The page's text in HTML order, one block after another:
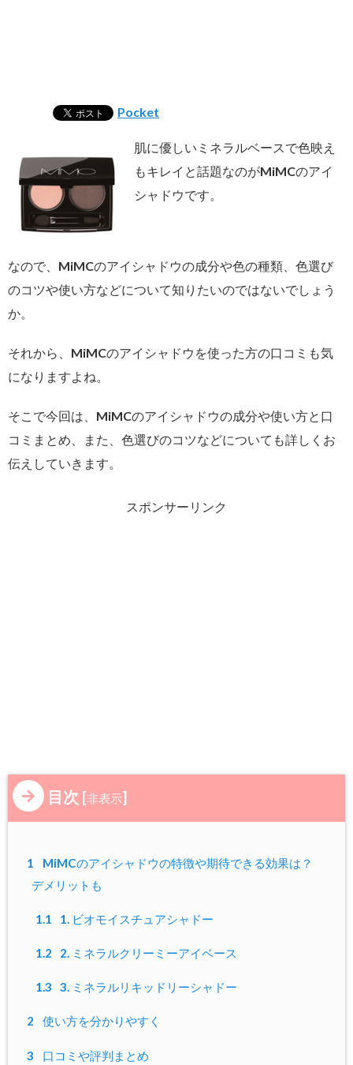
Pocket
肌に優しいミネラルベースで色映え
もキレイと話題なのがMiMCのアイ
シャドウです。
なので、MiMCのアイシャドウの成分や色の種類、色選び
のコツや使い方などについて知りたいのではないでしょう
か。
それから、MiMCのアイシャドウを使った方の口コミも気
になりますよね。
そこで今回は、MiMCのアイシャドウの成分や使い方と口
コミまとめ、また、色選びのコツなどについても詳しくお
伝えしていきます。
スポンサーリンク
目次 [非表示]
1
MiMCのアイシャドウの特徴や期待できる効果は？
デメリットも
1.1 1. ビオモイスチュアシャドー
1.2 2. ミネラルクリーミーアイベース
1.3 3. ミネラルリキッドリーシャドー
2 使い方を分かりやすく
3 口コミや評判まとめ